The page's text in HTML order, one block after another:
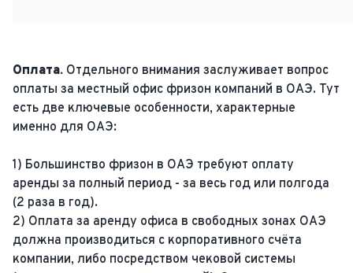
Оплата. Отдельного внимания заслуживает вопрос
оплаты за местный офис фризон компаний в ОАЭ. Тут
есть две ключевые особенности, характерные
именно для ОАЭ:
1) Большинство фризон в ОАЭ требуют оплату
аренды за полный период - за весь год или полгода
(2 раза в год).
2) Оплата за аренду офиса в свободных зонах ОАЭ
должна производиться с корпоративного счёта
компании, либо посредством чековой системы